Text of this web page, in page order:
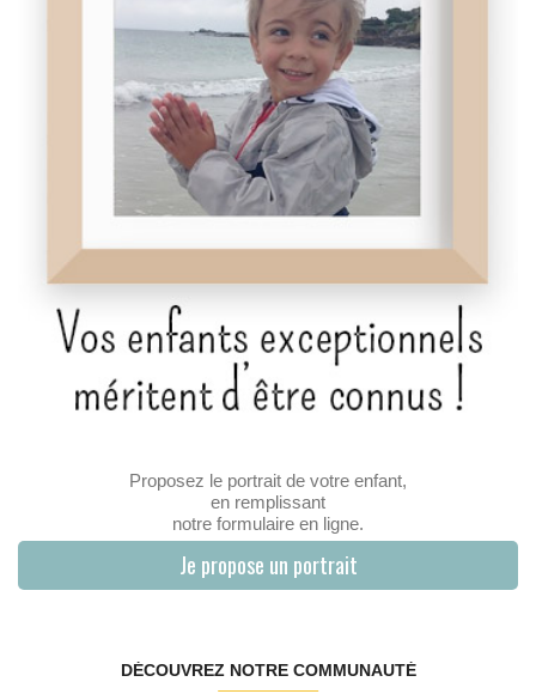
Proposez le portrait de votre enfant,
en remplissant
notre formulaire en ligne.
Je propose un portrait
DÉCOUVREZ NOTRE COMMUNAUTÉ